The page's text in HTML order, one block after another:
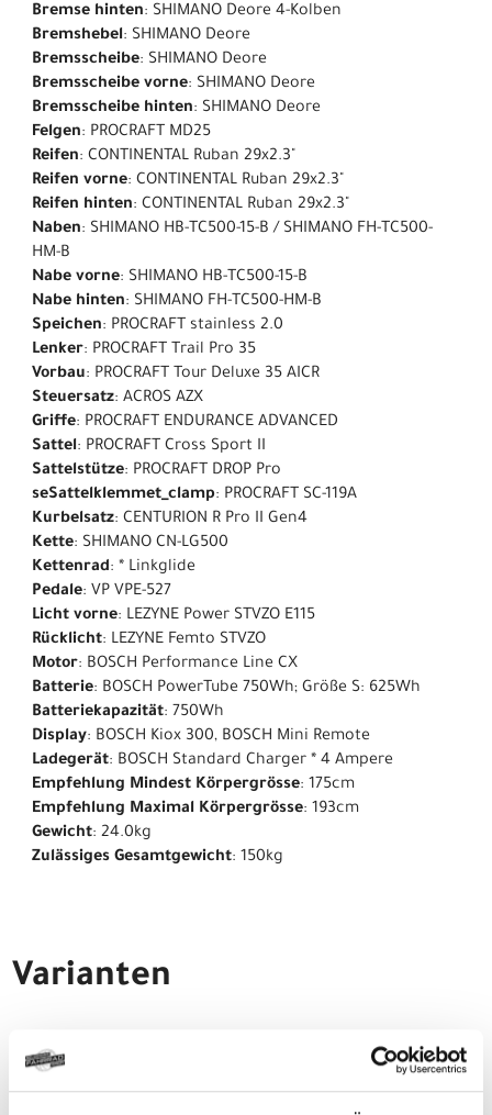
Bremse hinten: SHIMANO Deore 4-Kolben
Bremshebel: SHIMANO Deore
Bremsscheibe: SHIMANO Deore
Bremsscheibe vorne: SHIMANO Deore
Bremsscheibe hinten: SHIMANO Deore
Felgen: PROCRAFT MD25
Reifen: CONTINENTAL Ruban 29x2.3"
Reifen vorne: CONTINENTAL Ruban 29x2.3"
Reifen hinten: CONTINENTAL Ruban 29x2.3"
Naben: SHIMANO HB-TC500-15-B / SHIMANO FH-TC500-
HM-B
Nabe vorne: SHIMANO HB-TC500-15-B
Nabe hinten: SHIMANO FH-TC500-HM-B
Speichen: PROCRAFT stainless 2.0
Lenker: PROCRAFT Trail Pro 35
Vorbau: PROCRAFT Tour Deluxe 35 AICR
Steuersatz: ACROS AZX
Griffe: PROCRAFT ENDURANCE ADVANCED
Sattel: PROCRAFT Cross Sport II
Sattelstütze: PROCRAFT DROP Pro
seSattelklemmet_clamp: PROCRAFT SC-119A
Kurbelsatz: CENTURION R Pro II Gen4
Kette: SHIMANO CN-LG500
Kettenrad: * Linkglide
Pedale: VP VPE-527
Licht vorne: LEZYNE Power STVZO E115
Rücklicht: LEZYNE Femto STVZO
Motor: BOSCH Performance Line CX
Batterie: BOSCH PowerTube 750Wh; Größe S: 625Wh
Batteriekapazität: 750Wh
Display: BOSCH Kiox 300, BOSCH Mini Remote
Ladegerät: BOSCH Standard Charger * 4 Ampere
Empfehlung Mindest Körpergrösse: 175cm
Empfehlung Maximal Körpergrösse: 193cm
Gewicht: 24.0kg
Zulässiges Gesamtgewicht: 150kg
Varianten
CENTURION Backfire Fit